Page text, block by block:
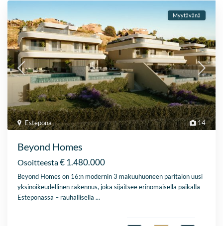
14
Estepona
Myytävänä
Beyond Homes
Osoitteesta€ 1.480.000
Beyond Homes on 16:n modernin 3 makuuhuoneen paritalon uusi
yksinoikeudellinen rakennus, joka sijaitsee erinomaisella paikalla
Esteponassa – rauhallisella...